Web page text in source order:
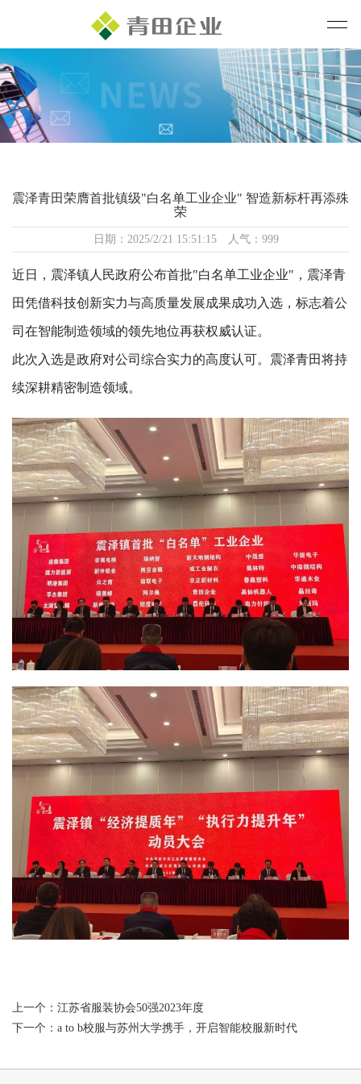
震泽青田荣膺首批镇级"白名单工业企业" 智造新标杆再添殊
荣
日期：2025/2/21 15:51:15 人气：999
近日，震泽镇人民政府公布首批"白名单工业企业"，震泽青
田凭借科技创新实力与高质量发展成果成功入选，标志着公
司在智能制造领域的领先地位再获权威认证。
此次入选是政府对公司综合实力的高度认可。震泽青田将持
续深耕精密制造领域。
上一个： 江苏省服装协会50强2023年度
下一个： a to b校服与苏州大学携手，开启智能校服新时代